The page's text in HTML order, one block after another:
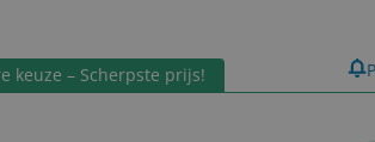
Er zijn geen artikelen gevonden.
keuze – Scherpste prijs!